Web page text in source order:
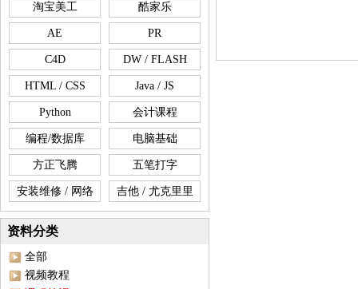
淘宝美工 酷家乐
AE PR
C4D DW / FLASH
HTML / CSS Java / JS
Python 会计课程
编程/数据库 电脑基础
方正飞腾 五笔打字
安装维修 / 网络 吉他 / 尤克里里
资料分类
全部
视频教程